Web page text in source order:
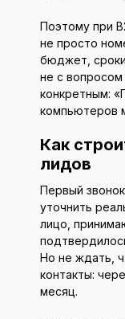
Поэтому при
не просто
бюджет,
не с вопросом
конкретным:
компьютеров
Как
лидов
Первый
уточнить
лицо,
Но не ждать,
контакты:
месяц.